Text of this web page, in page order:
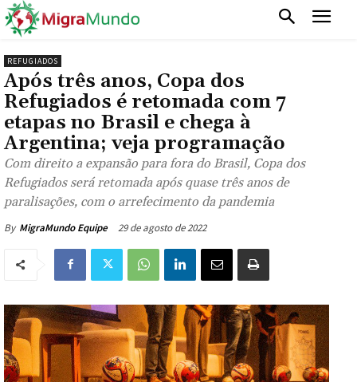
REFUGIADOS
Após três anos, Copa dos
Refugiados é retomada com 7
etapas no Brasil e chega à
Argentina; veja programação
Com direito a expansão para fora do Brasil, Copa dos
Refugiados será retomada após quase três anos de
paralisações, com o arrefecimento da pandemia
By MigraMundo Equipe 29 de agosto de 2022